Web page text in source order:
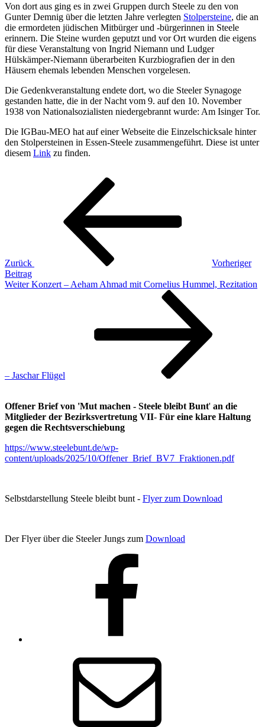
Von dort aus ging es in zwei Gruppen durch Steele zu den von
Gunter Demnig über die letzten Jahre verlegten Stolpersteine, die an
die ermordeten jüdischen Mitbürger und -bürgerinnen in Steele
erinnern. Die Steine wurden geputzt und vor Ort wurden die eigens
für diese Veranstaltung von Ingrid Niemann und Ludger
Hülskämper-Niemann überarbeiten Kurzbiografien der in den
Häusern ehemals lebenden Menschen vorgelesen.
Die Gedenkveranstaltung endete dort, wo die Steeler Synagoge
gestanden hatte, die in der Nacht vom 9. auf den 10. November
1938 von Nationalsozialisten niedergebrannt wurde: Am Isinger Tor.
Die IGBau-MEO hat auf einer Webseite die Einzelschicksale hinter
den Stolpersteinen in Essen-Steele zusammengeführt. Diese ist unter
diesem Link zu finden.
Beitragsnavigation
Zurück
Vorheriger
Beitrag
Nächster
Weiter Konzert – Aeham Ahmad mit Cornelius Hummel, Rezitation
– Jaschar Flügel
Offener Brief von 'Mut machen - Steele bleibt Bunt' an die
Mitglieder der Bezirksvertretung VII- Für eine klare Haltung
gegen die Rechtsverschiebung
https://www.steelebunt.de/wp-
content/uploads/2025/10/Offener_Brief_BV7_Fraktionen.pdf
Selbstdarstellung Steele bleibt bunt - Flyer zum Download
Der Flyer über die Steeler Jungs zum Download